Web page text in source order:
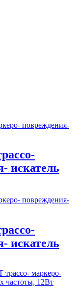
искатель
искатель